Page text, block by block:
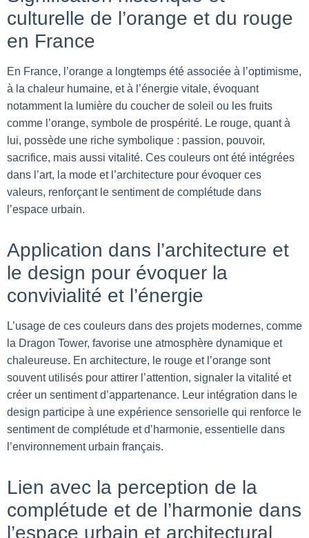
culturelle de l’orange et du rouge
en France
En France, l’orange a longtemps été associée à l’optimisme,
à la chaleur humaine, et à l’énergie vitale, évoquant
notamment la lumière du coucher de soleil ou les fruits
comme l’orange, symbole de prospérité. Le rouge, quant à
lui, possède une riche symbolique : passion, pouvoir,
sacrifice, mais aussi vitalité. Ces couleurs ont été intégrées
dans l’art, la mode et l’architecture pour évoquer ces
valeurs, renforçant le sentiment de complétude dans
l’espace urbain.
Application dans l’architecture et
le design pour évoquer la
convivialité et l’énergie
L’usage de ces couleurs dans des projets modernes, comme
la Dragon Tower, favorise une atmosphère dynamique et
chaleureuse. En architecture, le rouge et l’orange sont
souvent utilisés pour attirer l’attention, signaler la vitalité et
créer un sentiment d’appartenance. Leur intégration dans le
design participe à une expérience sensorielle qui renforce le
sentiment de complétude et d’harmonie, essentielle dans
l’environnement urbain français.
Lien avec la perception de la
complétude et de l’harmonie dans
l’espace urbain et architectural